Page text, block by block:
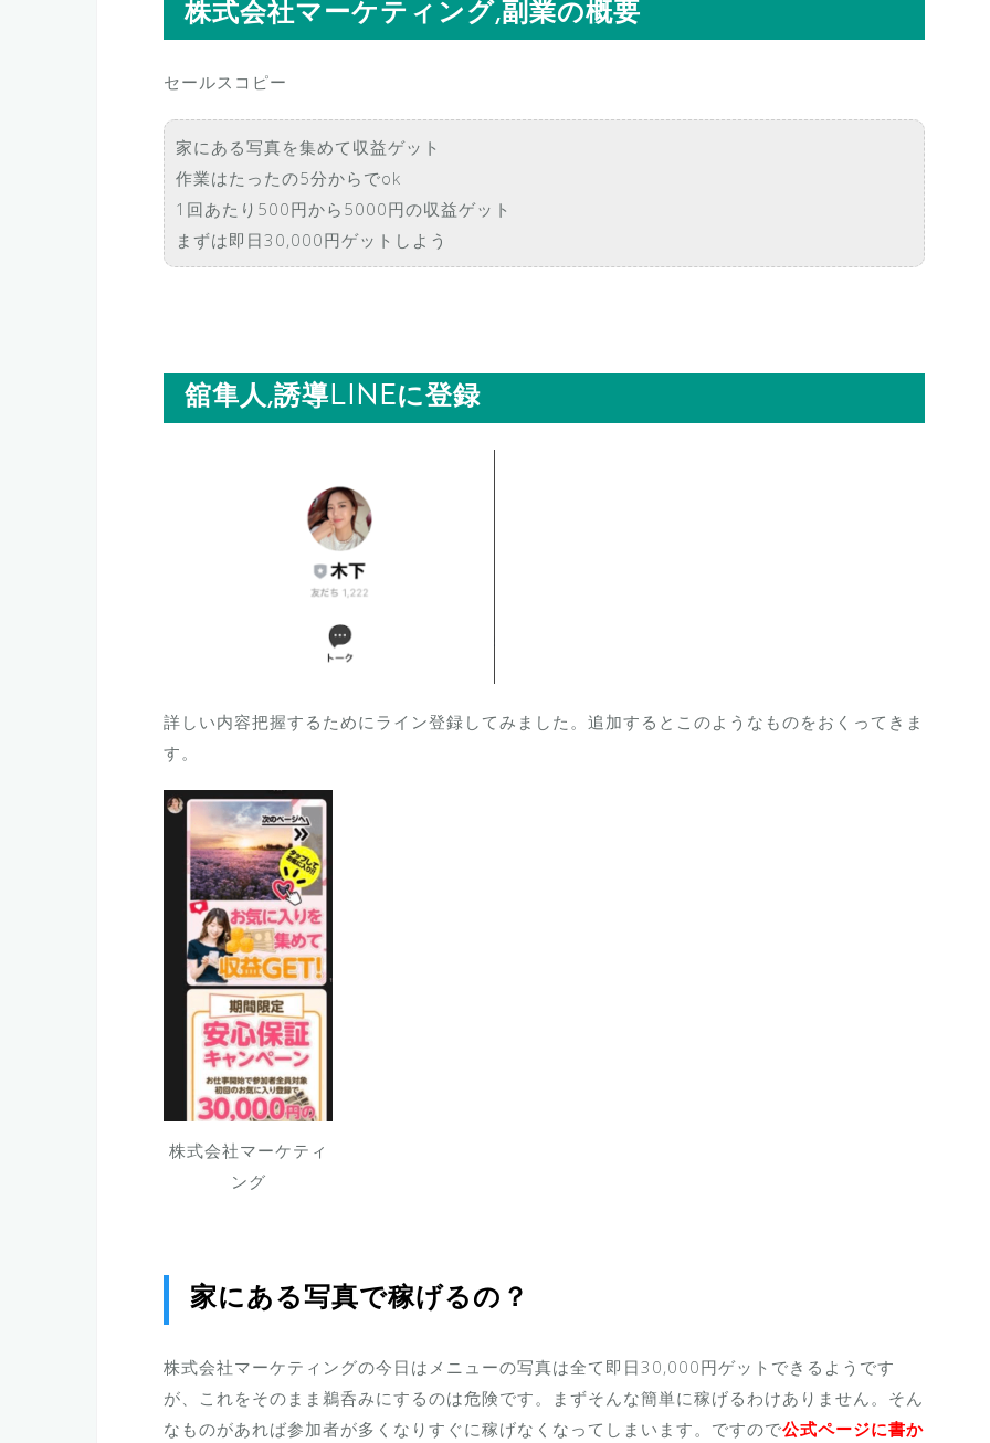
株式会社マーケティング,副業の概要
セールスコピー
家にある写真を集めて収益ゲット
作業はたったの5分からでok
1回あたり500円から5000円の収益ゲット
まずは即日30,000円ゲットしよう
舘隼人,誘導LINEに登録
詳しい内容把握するためにライン登録してみました。追加するとこのようなものをおくってきま
す。
株式会社マーケティ
ング
家にある写真で稼げるの？
株式会社マーケティングの今日はメニューの写真は全て即日30,000円ゲットできるようです
が、これをそのまま鵜呑みにするのは危険です。まずそんな簡単に稼げるわけありません。そん
なものがあれば参加者が多くなりすぐに稼げなくなってしまいます。ですので公式ページに書か